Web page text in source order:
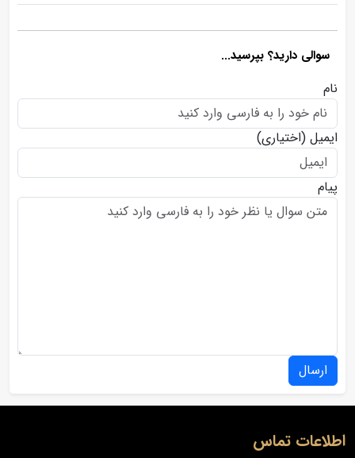
سوالی دارید؟ بپرسید...
نام
ایمیل (اختیاری)
پیام
ارسال
اطلاعات تماس